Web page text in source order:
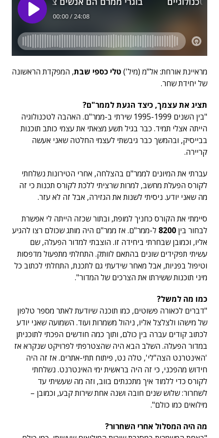
מראיינת אורחת: אל"מ (מיל')טלי כספי שבת, המפקדת הראשונה
של יחידת שחר.
תציג את עצמך, כיצד הגעת לממר"ם?
"בין השנים 1995-1999 שירתי ב-ממר"ם. האהבה לטכנולוגיה
הייתה אצלי תמיד. כבר בגיל תשע מצאתי את עצמי כותב תוכנות
בבייסיק, ובהמשך כבר גיבשתי לעצמי החלטה שאני אעשה
קריירה.
עברתי את המיונים לממר"ם בהצלחה, אחרי הטירונות נשלחתי
לקורס הפעלת מחשב, למרות שרציתי ללכת לקורס תכנות כי זה
מה שאני יודע. ניסיתי לשנות את הגזירה, אבל זה לא עזר.
סיימתי את הקורס כחניך למופת, ובתור שכזה הייתה לי אפשרת
לבחור בין 8200 ל-ממר"ם. אז ממר"ם היה מותג שכולם רצו להגיע
אליו, וכמובן שבחרתי ביחידה זו. הוצבתי למדור הפעלה, שם
עשיתי תפקידים שונים בהתאם לוותק. התחלתי מתפעול מדפסות
וטיפול בפניות, אבל מאחר שידעתי גם לתכנת, התחלתי לכתוב כל
מיני תוכנות ששירתו את הצרכים של המדור".
כמו מה למשל?
"דברים לכאורה פשוטים, כמו תוכנה שיודעת לאתר מספר טלפון
של מישהו ולצלצל אליו, ניהול משמרות ועוד. השמועה שאני יודע
לכתוב קודים עברה בין כולם, ותוך כמה חודשים הפכתי לתוכניתן
במדור הפעלה. השלב הבא היה שהצטרפתי לפרויקט שנקרא אז
'האינטרנט הצה"לי', טלה נט, פיתוח תתי-אתרים. אז זה היה
חידוש מהפכני, כי זה היה בראשית ימי האינטרנט. נשלחתי
לקורס כדי ללמוד איך מתכנתים בווב, וזה מה שעשיתי עד
לשחרור: שלוש שנים חובה ושנה אחת שירות קבע, וכמובן –
מילואים כמו כולם".
מה היה המסלול אחרי השחרור?